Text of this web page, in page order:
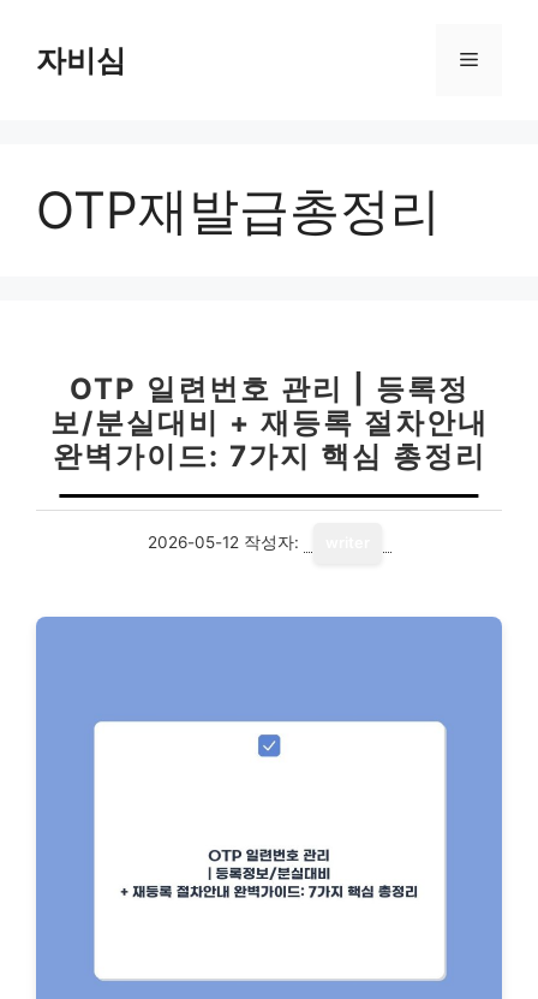
자비심 메
OTP재발급총정리
OTP 일련번호 관리 | 등록정
보/분실대비 + 재등록 절차안내
완벽가이드: 7가지 핵심 총정리
2026-05-12 작성자: